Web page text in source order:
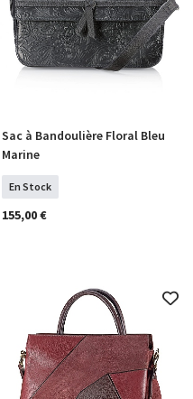
COMMANDER
Sac à Bandoulière Floral Bleu
Marine
En Stock
155,00 €